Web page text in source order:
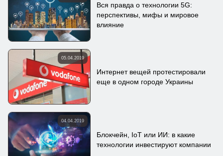
Вся правда о технологии 5G:
перспективы, мифы и мировое
влияние
05.04.2019
Интернет вещей протестировали
еще в одном городе Украины
04.04.2019
Блокчейн, IoT или ИИ: в какие
технологии инвестируют компании